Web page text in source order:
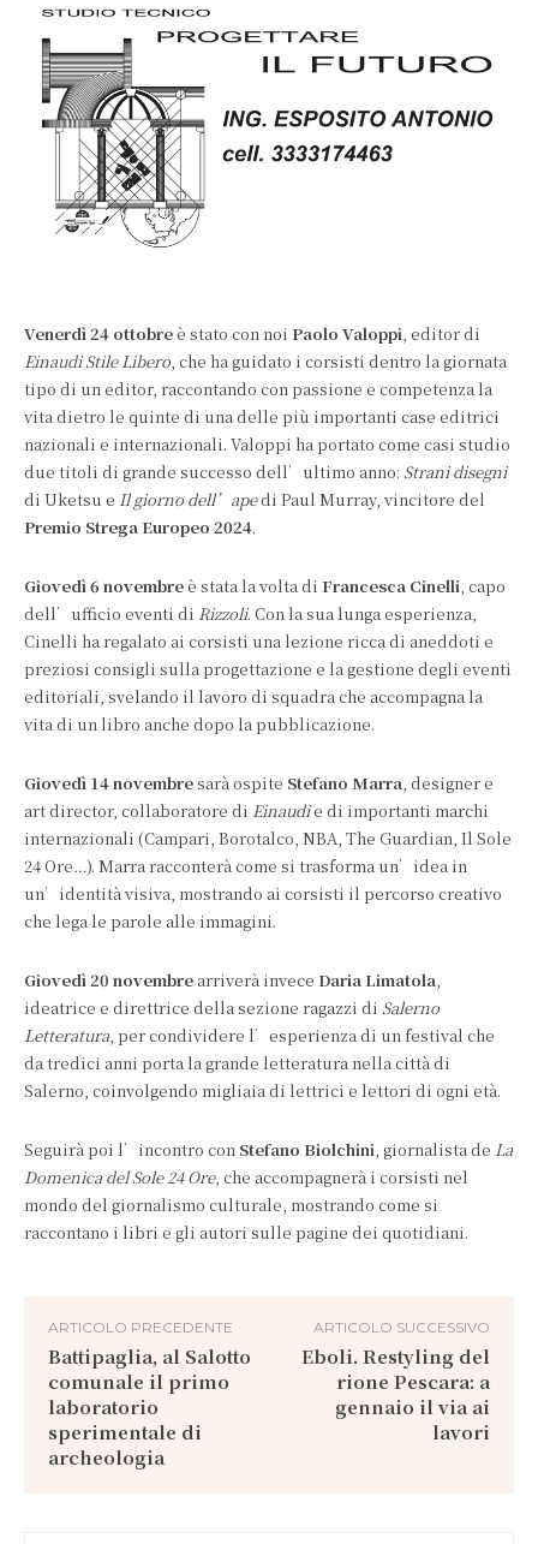
Venerdì 24 ottobreè stato con noi Paolo Valoppi, editor di
Einaudi Stile Libero, che ha guidato i corsisti dentro la giornata
tipo di un editor, raccontando con passione e competenza la
vita dietro le quinte di una delle più importanti case editrici
nazionali e internazionali. Valoppi ha portato come casi studio
due titoli di grande successo dell’ultimo anno: Strani disegni
di Uketsu e Il giorno dell’apedi Paul Murray, vincitore del
Premio Strega Europeo 2024.
Giovedì 6 novembreè stata la volta di Francesca Cinelli, capo
dell’ufficio eventi di Rizzoli. Con la sua lunga esperienza,
Cinelli ha regalato ai corsisti una lezione ricca di aneddoti e
preziosi consigli sulla progettazione e la gestione degli eventi
editoriali, svelando il lavoro di squadra che accompagna la
vita di un libro anche dopo la pubblicazione.
Giovedì 14 novembresarà ospite Stefano Marra, designer e
art director, collaboratore di Einaudie di importanti marchi
internazionali (Campari, Borotalco, NBA, The Guardian, Il Sole
24 Ore…). Marra racconterà come si trasforma un’idea in
un’identità visiva, mostrando ai corsisti il percorso creativo
che lega le parole alle immagini.
Giovedì 20 novembre arriverà invece Daria Limatola,
ideatrice e direttrice della sezione ragazzi di Salerno
Letteratura, per condividere l’esperienza di un festival che
da tredici anni porta la grande letteratura nella città di
Salerno, coinvolgendo migliaia di lettrici e lettori di ogni età.
Seguirà poi l’incontro con Stefano Biolchini, giornalista de La
Domenica del Sole 24 Ore, che accompagnerà i corsisti nel
mondo del giornalismo culturale, mostrando come si
raccontano i libri e gli autori sulle pagine dei quotidiani.
ARTICOLO PRECEDENTE
Battipaglia, al Salotto
comunale il primo
laboratorio
sperimentale di
archeologia
ARTICOLO SUCCESSIVO
Eboli. Restyling del
rione Pescara: a
gennaio il via ai
lavori